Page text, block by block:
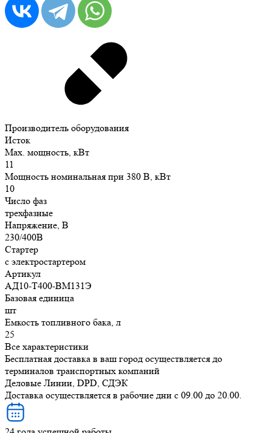
Производитель оборудования
Исток
Max. мощность, кВт
11
Мощность номинальная при 380 В, кВт
10
Число фаз
трехфазные
Напряжение, В
230/400В
Стартер
с электростартером
Артикул
АД10-Т400-ВМ131Э
Базовая единица
шт
Емкость топливного бака, л
25
Все характеристики
Бесплатная доставка в ваш город осуществляется до
терминалов транспортных компаний
Деловые Линии, DPD, СДЭК
Доставка осуществляется в рабочие дни с 09.00 до 20.00.